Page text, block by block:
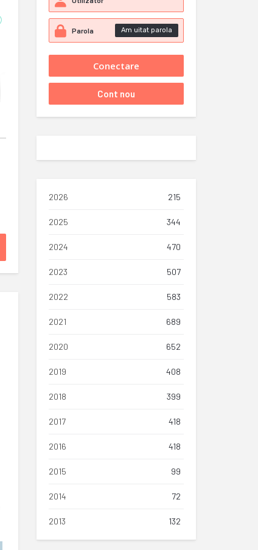
Am uitat parola
2026 215
2025 344
2024 470
2023 507
2022 583
2021 689
2020 652
2019 408
2018 399
2017 418
2016 418
2015 99
2014 72
2013 132